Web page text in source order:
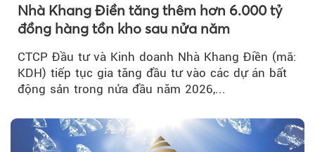
Nhà Khang Điền tăng thêm hơn 6.000 tỷ
đồng hàng tồn kho sau nửa năm
CTCP Đầu tư và Kinh doanh Nhà Khang Điền (mã:
KDH) tiếp tục gia tăng đầu tư vào các dự án bất
động sản trong nửa đầu năm 2026,...